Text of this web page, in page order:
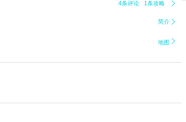
4条评论 1条攻略 
简介 
地图 